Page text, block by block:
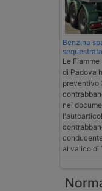
Benzina
Le
di Padova
preventivo
nei
al valico di